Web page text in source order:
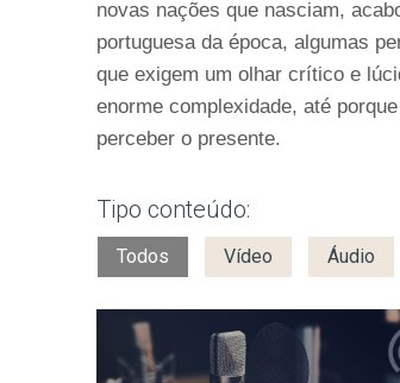
novas nações que nasciam,
portuguesa da época, algumas
que exigem um olhar crítico e
enorme complexidade, até
perceber o presente.
Tipo conteúdo:
Todos Vídeo Áudio